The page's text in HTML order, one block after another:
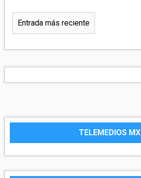
Entrada más reciente
TELEMEDIOS MX